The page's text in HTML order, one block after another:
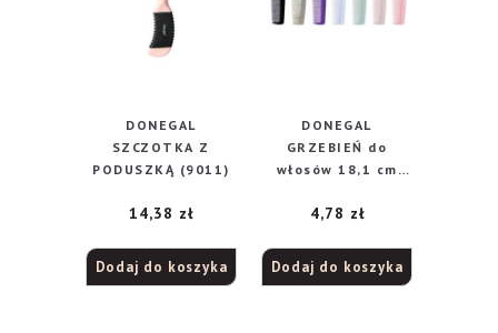
DONEGAL
SZCZOTKA Z
PODUSZKĄ (9011)
14,38 zł
Dodaj do koszyka
DONEGAL
GRZEBIEŃ do
włosów 18,1 cm
4,78 zł
Dodaj do koszyka